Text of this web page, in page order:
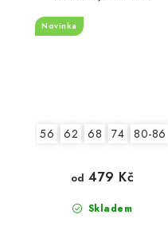
Novinka
56 62 68 74 80-86
Skladem
od 479 Kč